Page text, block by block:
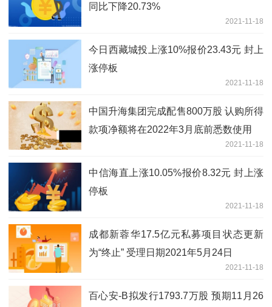
同比下降20.73%
2021-11-18
今日西藏城投上涨10%报价23.43元 封上
涨停板
2021-11-18
中国升海集团完成配售800万股 认购所得
款项净额将在2022年3月底前悉数使用
2021-11-18
中信海直上涨10.05%报价8.32元 封上涨
停板
2021-11-18
成都新蓉华17.5亿元私募项目状态更新
为“终止” 受理日期2021年5月24日
2021-11-18
百心安-B拟发行1793.7万股 预期11月26